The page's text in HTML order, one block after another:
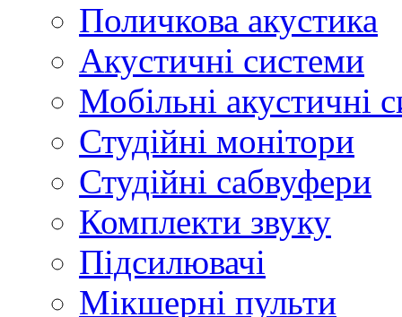
Поличкова акустика
Акустичні системи
Мобільні акустичні
Студійні монітори
Студійні сабвуфери
Комплекти звуку
Підсилювачі
Мікшерні пульти